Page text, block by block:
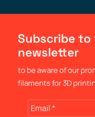
Subscribe to
newsletter
to be aware of our
filaments for 3D